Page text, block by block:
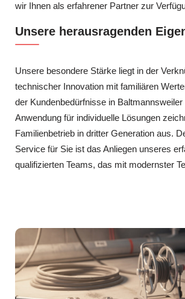
wir Ihnen als erfahrener Partner zur
Unsere herausragenden
Unsere besondere Stärke liegt in der
technischer Innovation mit familiären
der Kundenbedürfnisse in Baltmannsweiler
Anwendung für individuelle Lösungen
Familienbetrieb in dritter Generation aus.
Service für Sie ist das Anliegen unseres
qualifizierten Teams, das mit modernster